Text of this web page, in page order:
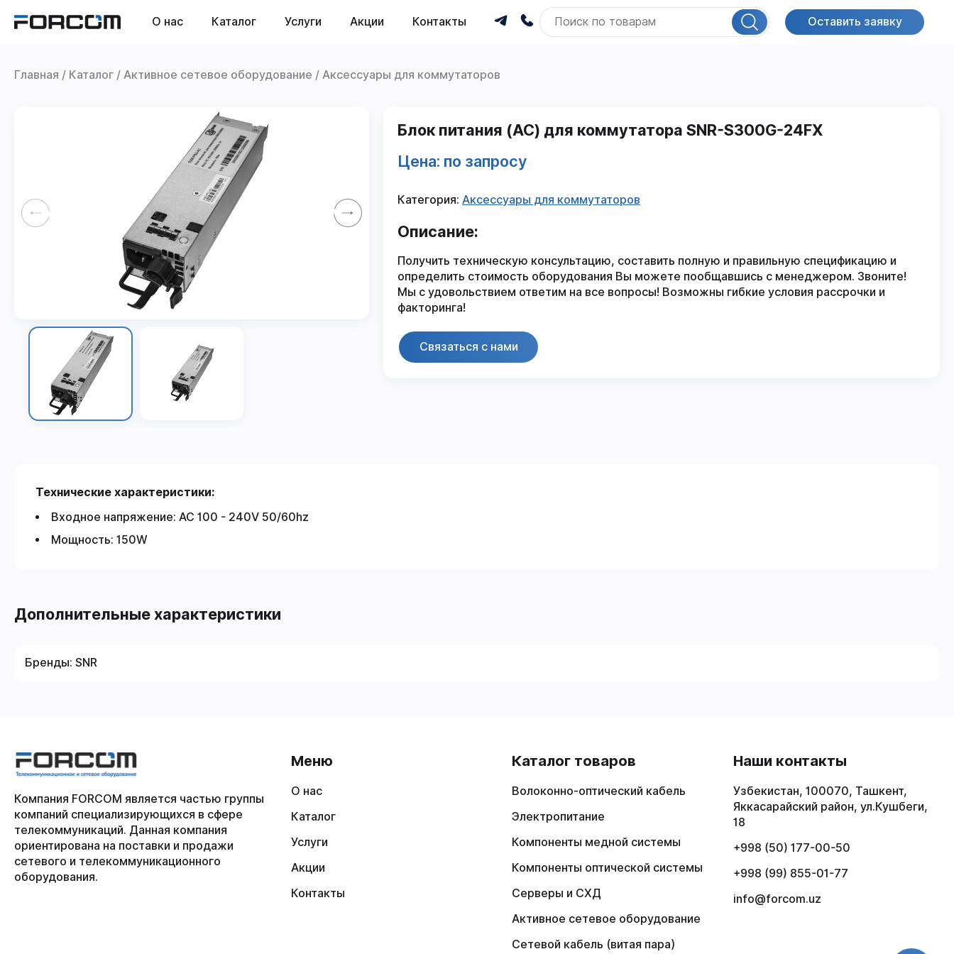
О нас Каталог Услуги Акции Контакты Оставить заявку
Главная Каталог Активное сетевое оборудование Аксессуары для коммутаторов
Блок питания (AC) для коммутатора SNR-S300G-24FX
Цена: по запросу
Категория: Аксессуары для коммутаторов
Описание:
Получить техническую консультацию, составить полную и правильную спецификацию и
определить стоимость оборудования Вы можете пообщавшись с менеджером. Звоните!
Мы с удовольствием ответим на все вопросы! Возможны гибкие условия рассрочки и
факторинга!
Связаться с нами
Технические характеристики:
Входное напряжение: AC 100 - 240V 50/60hz
Мощность: 150W
Дополнительные характеристики
Бренды: SNR
Компания FORCOM является частью группы
компаний специализирующихся в сфере
телекоммуникаций. Данная компания
ориентирована на поставки и продажи
сетевого и телекоммуникационного
оборудования.
Меню
О нас
Каталог
Услуги
Акции
Контакты
Каталог товаров
Волоконно-оптический кабель
Электропитание
Компоненты медной системы
Компоненты оптической системы
Серверы и СХД
Активное сетевое оборудование
Сетевой кабель (витая пара)
Наши контакты
Узбекистан, 100070, Ташкент,
Яккасарайский район, ул.Кушбеги,
18
+998 (50) 177-00-50
+998 (99) 855-01-77
info@forcom.uz